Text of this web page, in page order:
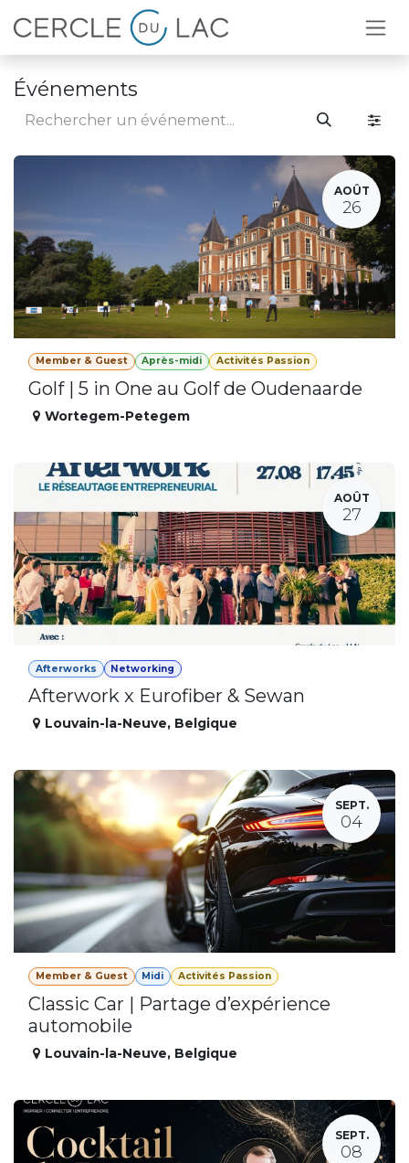
Se rendre au contenu
Événements
AOÛT
26
Member & Guest Après-midi Activités Passion
Golf | 5 in One au Golf de Oudenaarde
Wortegem-Petegem
AOÛT
27
Afterworks Networking
Afterwork x Eurofiber & Sewan
Louvain-la-Neuve, Belgique
SEPT.
04
Member & Guest Midi Activités Passion
Classic Car | Partage d’expérience
automobile
Louvain-la-Neuve, Belgique
SEPT.
08